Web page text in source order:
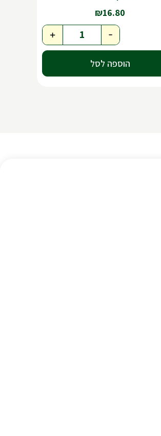
₪16.80
-
+
הוספה לסל